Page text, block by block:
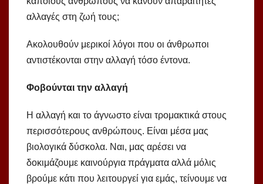
αλλαγές στη ζωή τους;
Ακολουθούν μερικοί λόγοι που οι άνθρωποι
αντιστέκονται στην αλλαγή τόσο έντονα.
Φοβούνται την αλλαγή
Η αλλαγή και το άγνωστο είναι τρομακτικά στους
περισσότερους ανθρώπους. Είναι μέσα μας
βιολογικά δύσκολα. Ναι, μας αρέσει να
δοκιμάζουμε καινούργια πράγματα αλλά μόλις
βρούμε κάτι που λειτουργεί για εμάς, τείνουμε να